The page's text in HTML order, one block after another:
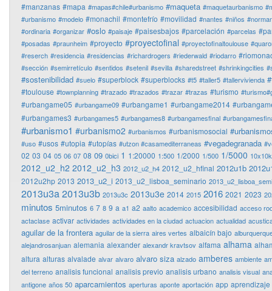
#manzanas #mapa #mapas#chile#urbanismo #maqueta #maquetaurbanismo
#urbanismo #modelo #monachil #montefrío #movilidad #nantes #niños
#ordinaria #organizar #oslo #paisaje #paisesbajos #parcelación #parcelas
#posadas #praunheim #proyecto #proyectofinal #proyectofinaltoulouse
#reserch #residencia #residencias #richardrogers #riederwald #riodarro
#sección #semirretículo #sentidos #setenil #sevilla #sharedstreet #shrinkingcities
#sostenibilidad #suelo #superblock #superblocks #t5 #taller5 #tallervivienda
#toulouse #townplanning #trazado #trazados #trazar #trazas #turismo
#urbangame05 #urbangame09 #urbangame1 #urbangame2014
#urbangames3 #urbangames5 #urbangames8 #urbangamesfinal
#urbanismo1 #urbanismo2 #urbanismos #urbanismosocial
#uso #usos #utopia #utopías #utzon #casamediterraneas #vegadegranada
02 03 04 05 06 07 08 09 0bici 1 1:20000 1:500 1/2000 1/500 1/5000
2012_u2_h2 2012_u2_h3 2012_u2_h4 2012_u2_hfinal 2012u1b
2012u2hp 2013 2013_u2_i 2013_u2_lisboa_seminario
2013u3a2013u3b 2013u3c 2013u3e 2014 2015 2016 2021 2023
minutos 5minutos 6 7 8 9 a a1 a2 aalto academico accesibilidad acceso
actaclase activar actividades actividades en la ciudad actuacion actualidad
aguilar de la frontera aguilar de la sierra aires vertes albaicín bajo
alejandrosanjuan alemania alexander alexandr kravtsov alfama alhama
altura alturas alvalade alvar alvaro alvaro siza alzado amberes ambiente
del terreno analisis funcional analisis previo analisis urbano analisis visual
antigone años 50 aparcamientos aperturas aponte aportación app aprendizaje